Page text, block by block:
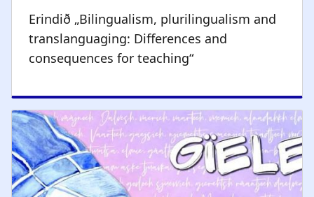
Erindið „Bilingualism, plurilingualism and
translanguaging: Differences and
consequences for teaching“